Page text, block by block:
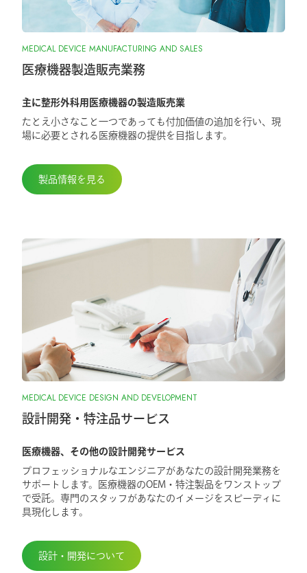
2025.10.28
『ORIONフィンガージョイント』承認取
得しました
2025.5.29
第98回日本整形外科学会学術総会に出展
しました
MEDICAL DEVICE MANUFACTURING AND SALES
医療機器製造販売業務
主に整形外科用医療機器の製造販売業
たとえ小さなこと一つであっても付加価値の追加を行い、現
場に必要とされる医療機器の提供を目指します。
製品情報を見る
MEDICAL DEVICE DESIGN AND DEVELOPMENT
設計開発・特注品サービス
医療機器、その他の設計開発サービス
プロフェッショナルなエンジニアがあなたの設計開発業務を
サポートします。医療機器のOEM・特注製品をワンストップ
で受託。専門のスタッフがあなたのイメージをスピーディに
具現化します。
設計・開発について